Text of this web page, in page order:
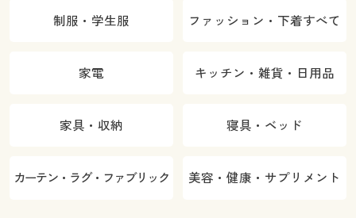
制服・学生服 ファッション・下着すべて
家電 キッチン・雑貨・日用品
家具・収納 寝具・ベッド
カーテン・ラグ・ファブリック 美容・健康・サプリメント